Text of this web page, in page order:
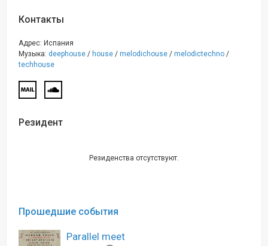
Контакты
Адрес: Испания
Музыка: deephouse / house / melodichouse / melodictechno /
techhouse
Резидент
Резиденства отсутствуют.
Прошедшие события
Parallel meet